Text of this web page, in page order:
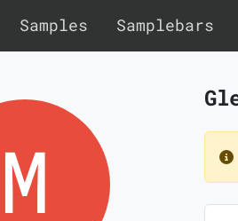
Samples Samplebars